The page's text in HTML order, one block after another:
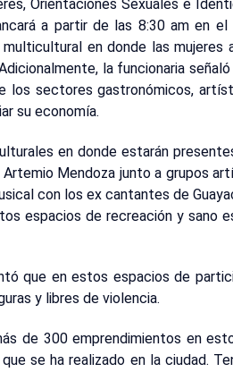
Orientaciones Sexuales e
a partir de las 8:30 am en el
en donde las mujeres
la funcionaria
los sectores gastronómicos,
su economía.
en donde estarán
Mendoza junto a grupos
con los ex cantantes de
espacios de recreación y sano
que en estos espacios de
y libres de violencia.
de 300 emprendimientos en
se ha realizado en la ciudad.